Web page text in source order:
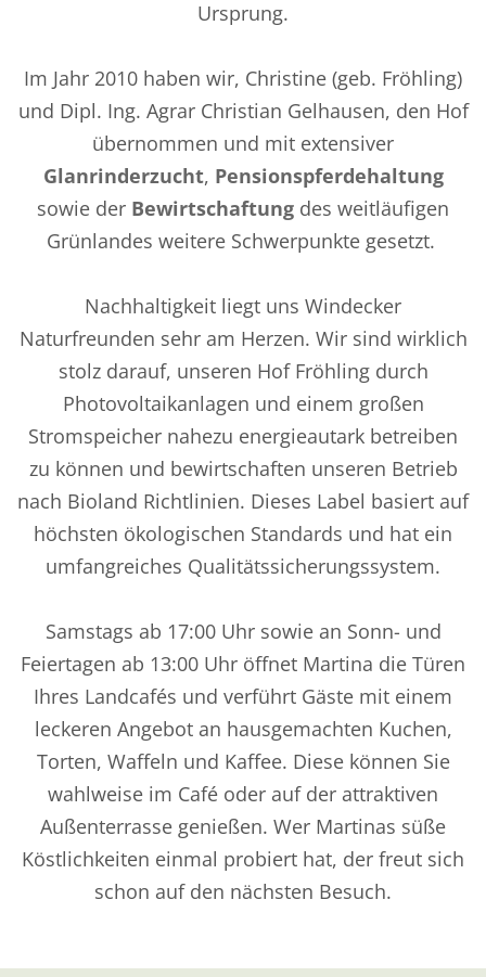
Ursprung.
Im Jahr 2010 haben wir, Christine (geb. Fröhling)
und Dipl. Ing. Agrar Christian Gelhausen, den Hof
übernommen und mit extensiver
Glanrinderzucht, Pensionspferdehaltung
sowie der Bewirtschaftung des weitläufigen
Grünlandes weitere Schwerpunkte gesetzt.
Nachhaltigkeit liegt uns Windecker
Naturfreunden sehr am Herzen. Wir sind wirklich
stolz darauf, unseren Hof Fröhling durch
Photovoltaikanlagen und einem großen
Stromspeicher nahezu energieautark betreiben
zu können und bewirtschaften unseren Betrieb
nach Bioland Richtlinien. Dieses Label basiert auf
höchsten ökologischen Standards und hat ein
umfangreiches Qualitätssicherungssystem.
Samstags ab 17:00 Uhr sowie an Sonn- und
Feiertagen ab 13:00 Uhr öffnet Martina die Türen
Ihres Landcafés und verführt Gäste mit einem
leckeren Angebot an hausgemachten Kuchen,
Torten, Waffeln und Kaffee. Diese können Sie
wahlweise im Café oder auf der attraktiven
Außenterrasse genießen. Wer Martinas süße
Köstlichkeiten einmal probiert hat, der freut sich
schon auf den nächsten Besuch.